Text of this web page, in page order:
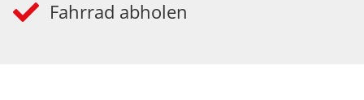
Fahrrad abholen